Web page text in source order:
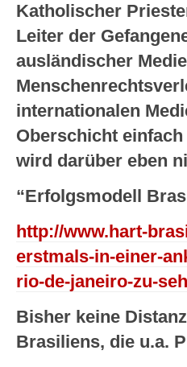
Katholischer
Leiter der
ausländischer
internationalen
Oberschicht
wird darüber eben
“Erfolgsmodell
http://www.hart-
erstmals-in-einer-
rio-de-janeiro-zu-
Bisher keine
Brasiliens, die u.a.